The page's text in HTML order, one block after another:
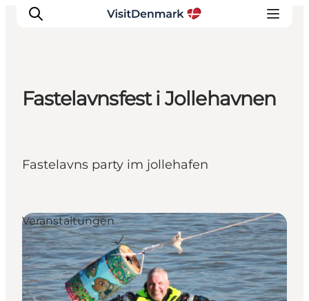
Erlebnisse
Unterkünfte
Fastelavnsfest i Jollehavnen
Fastelavns party im jollehafen
Veranstaltungen